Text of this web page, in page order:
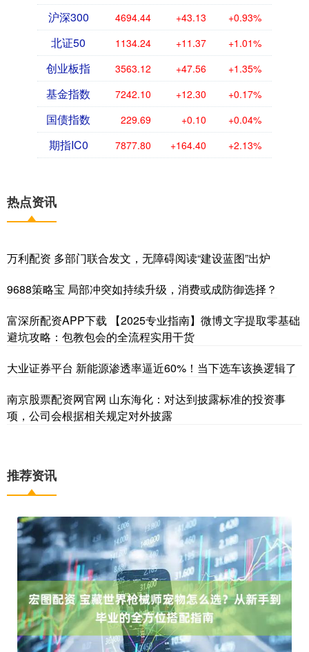
沪深300 4694.44 +43.13 +0.93%
北证50 1134.24 +11.37 +1.01%
创业板指 3563.12 +47.56 +1.35%
基金指数 7242.10 +12.30 +0.17%
国债指数 229.69 +0.10 +0.04%
期指IC0 7877.80 +164.40 +2.13%
热点资讯
万利配资 多部门联合发文，无障碍阅读“建设蓝图”出炉
9688策略宝 局部冲突如持续升级，消费或成防御选择？
富深所配资APP下载 【2025专业指南】微博文字提取零基础
避坑攻略：包教包会的全流程实用干货
大业证券平台 新能源渗透率逼近60%！当下选车该换逻辑了
南京股票配资网官网 山东海化：对达到披露标准的投资事
项，公司会根据相关规定对外披露
推荐资讯